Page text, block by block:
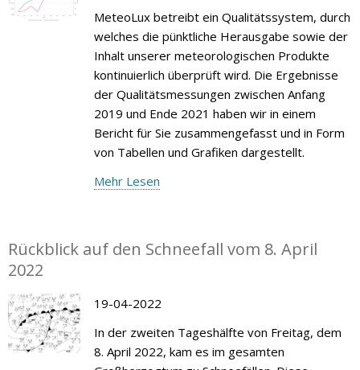
MeteoLux betreibt ein Qualitätssystem, durch
welches die pünktliche Herausgabe sowie der
Inhalt unserer meteorologischen Produkte
kontinuierlich überprüft wird. Die Ergebnisse
der Qualitätsmessungen zwischen Anfang
2019 und Ende 2021 haben wir in einem
Bericht für Sie zusammengefasst und in Form
von Tabellen und Grafiken dargestellt.
Mehr Lesen
Rückblick auf den Schneefall vom 8. April
2022
19-04-2022
In der zweiten Tageshälfte von Freitag, dem
8. April 2022, kam es im gesamten